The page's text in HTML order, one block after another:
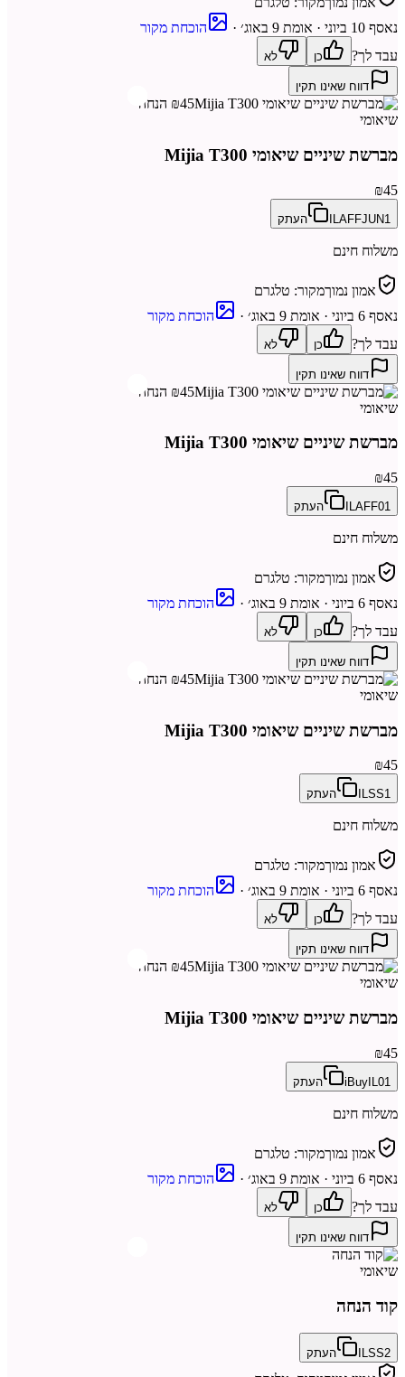
נאסף 10 ביוני · אומת 9 באוג׳ ·
הוכחת מקור
עבד לך?
כן לא
דווח שאינו תקין
₪45 הנחה
שיאומי
מברשת שיניים שיאומי Mijia T300
₪45
ILAFFJUN1 העתק
משלוח חינם
אמון נמוךמקור: טלגרם
נאסף 6 ביוני · אומת 9 באוג׳ ·
הוכחת מקור
עבד לך?
כן לא
דווח שאינו תקין
₪45 הנחה
שיאומי
מברשת שיניים שיאומי Mijia T300
₪45
ILAFF01 העתק
משלוח חינם
אמון נמוךמקור: טלגרם
נאסף 6 ביוני · אומת 9 באוג׳ ·
הוכחת מקור
עבד לך?
כן לא
דווח שאינו תקין
₪45 הנחה
שיאומי
מברשת שיניים שיאומי Mijia T300
₪45
ILSS1 העתק
משלוח חינם
אמון נמוךמקור: טלגרם
נאסף 6 ביוני · אומת 9 באוג׳ ·
הוכחת מקור
עבד לך?
כן לא
דווח שאינו תקין
₪45 הנחה
שיאומי
מברשת שיניים שיאומי Mijia T300
₪45
iBuyIL01 העתק
משלוח חינם
אמון נמוךמקור: טלגרם
נאסף 6 ביוני · אומת 9 באוג׳ ·
הוכחת מקור
עבד לך?
כן לא
דווח שאינו תקין
שיאומי
קוד הנחה
ILSS2 העתק